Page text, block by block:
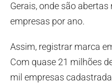
Gerais, onde são
empresas por ano.
Assim, registrar marca
Com quase 21 milhões
mil empresas